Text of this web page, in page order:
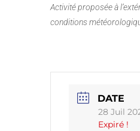
Activité proposée à
conditions
DATE
28 Juil
Expiré !